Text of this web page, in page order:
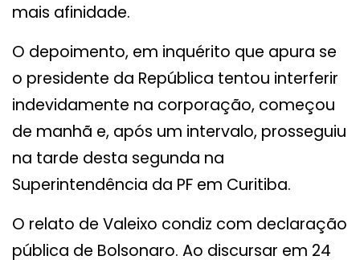
mais afinidade.
O depoimento, em inquérito que apura se
o presidente da República tentou interferir
indevidamente na corporação, começou
de manhã e, após um intervalo, prosseguiu
na tarde desta segunda na
Superintendência da PF em Curitiba.
O relato de Valeixo condiz com declaração
pública de Bolsonaro. Ao discursar em 24